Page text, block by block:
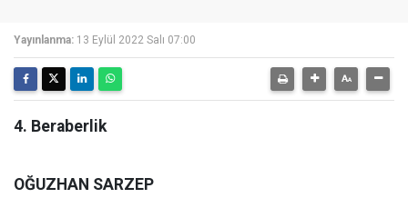
Yayınlanma: 13 Eylül 2022 Salı 07:00
4. Beraberlik
OĞUZHAN SARZEP